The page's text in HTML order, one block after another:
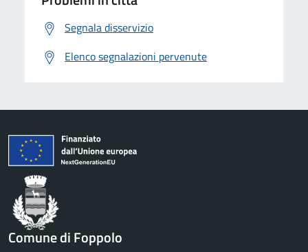
Segnala disservizio
Elenco segnalazioni pervenute
Comune di Foppolo